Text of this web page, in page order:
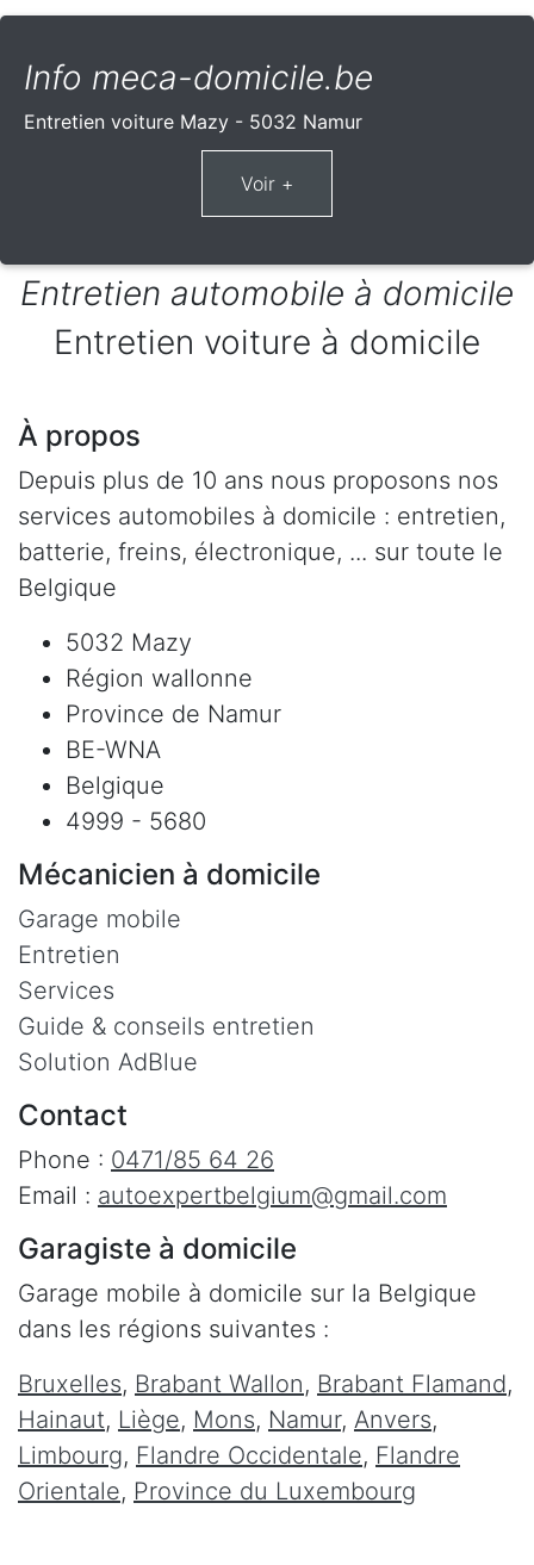
Info meca-domicile.be
Entretien voiture Mazy - 5032 Namur
Entretien automobile à domicile
Entretien voiture à domicile
À propos
Depuis plus de 10 ans nous proposons nos
services automobiles à domicile : entretien,
batterie, freins, électronique, ... sur toute le
Belgique
5032 Mazy
Région wallonne
Province de Namur
BE-WNA
Belgique
4999 - 5680
Mécanicien à domicile
Garage mobile
Entretien
Services
Guide & conseils entretien
Solution AdBlue
Contact
Phone : 0471/85 64 26
Email : autoexpertbelgium@gmail.com
Garagiste à domicile
Garage mobile à domicile sur la Belgique
dans les régions suivantes :
Bruxelles, Brabant Wallon, Brabant Flamand,
Hainaut, Liège, Mons, Namur, Anvers,
Limbourg, Flandre Occidentale, Flandre
Orientale, Province du Luxembourg